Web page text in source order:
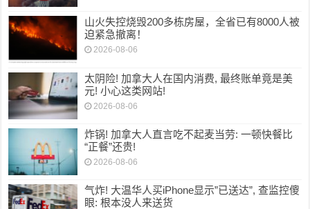
山火失控烧毁200多栋房屋，全省已有8000人被
迫紧急撤离！
2026-08-06
太阴险! 加拿大人在国内消费, 最终账单竟是美
元! 小心这类网站!
2026-08-06
炸锅! 加拿大人直言吃不起麦当劳: 一顿快餐比
“正餐”还贵!
2026-08-06
气炸! 大温华人买iPhone显示”已送达”, 查监控傻
眼: 根本没人来送货